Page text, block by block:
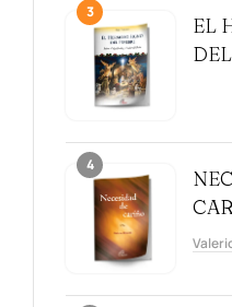
3
EL
4